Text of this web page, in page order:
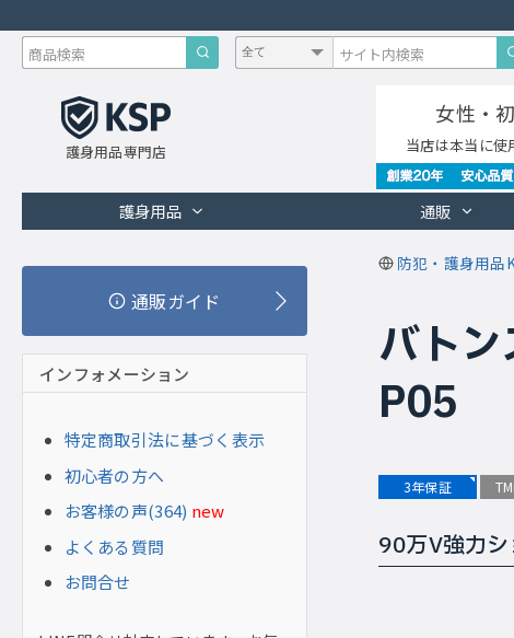
護身用品専門店
女性・
当店は本当に使
護身用品 通販
防犯・護身用品
バト
P05
3年保証
90万V強力
通販ガイド
インフォメーション
特定商取引法に基づく表示
初心者の方へ
お客様の声(364) new
よくある質問
お問合せ